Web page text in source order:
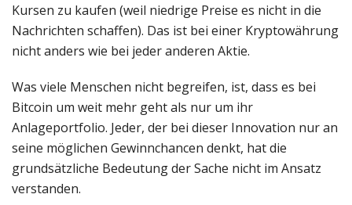
Kursen zu kaufen (weil niedrige Preise es nicht in die
Nachrichten schaffen). Das ist bei einer Kryptowährung
nicht anders wie bei jeder anderen Aktie.
Was viele Menschen nicht begreifen, ist, dass es bei
Bitcoin um weit mehr geht als nur um ihr
Anlageportfolio. Jeder, der bei dieser Innovation nur an
seine möglichen Gewinnchancen denkt, hat die
grundsätzliche Bedeutung der Sache nicht im Ansatz
verstanden.